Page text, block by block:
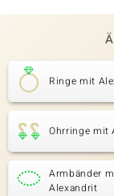
Ringe mit
Ohrringe mit
Armbänder
Alexandrit